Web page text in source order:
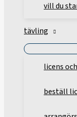
vill du
tävling
licens
beställ